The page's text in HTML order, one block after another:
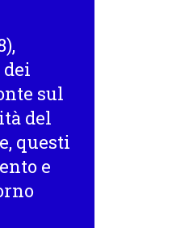
,
sul
del
questi
e